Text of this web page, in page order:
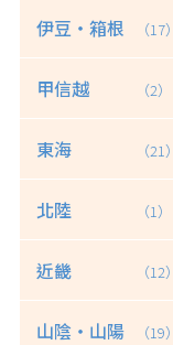
伊豆・箱根 （17）
甲信越 （2）
東海 （21）
北陸 （1）
近畿 （12）
山陰・山陽 （19）